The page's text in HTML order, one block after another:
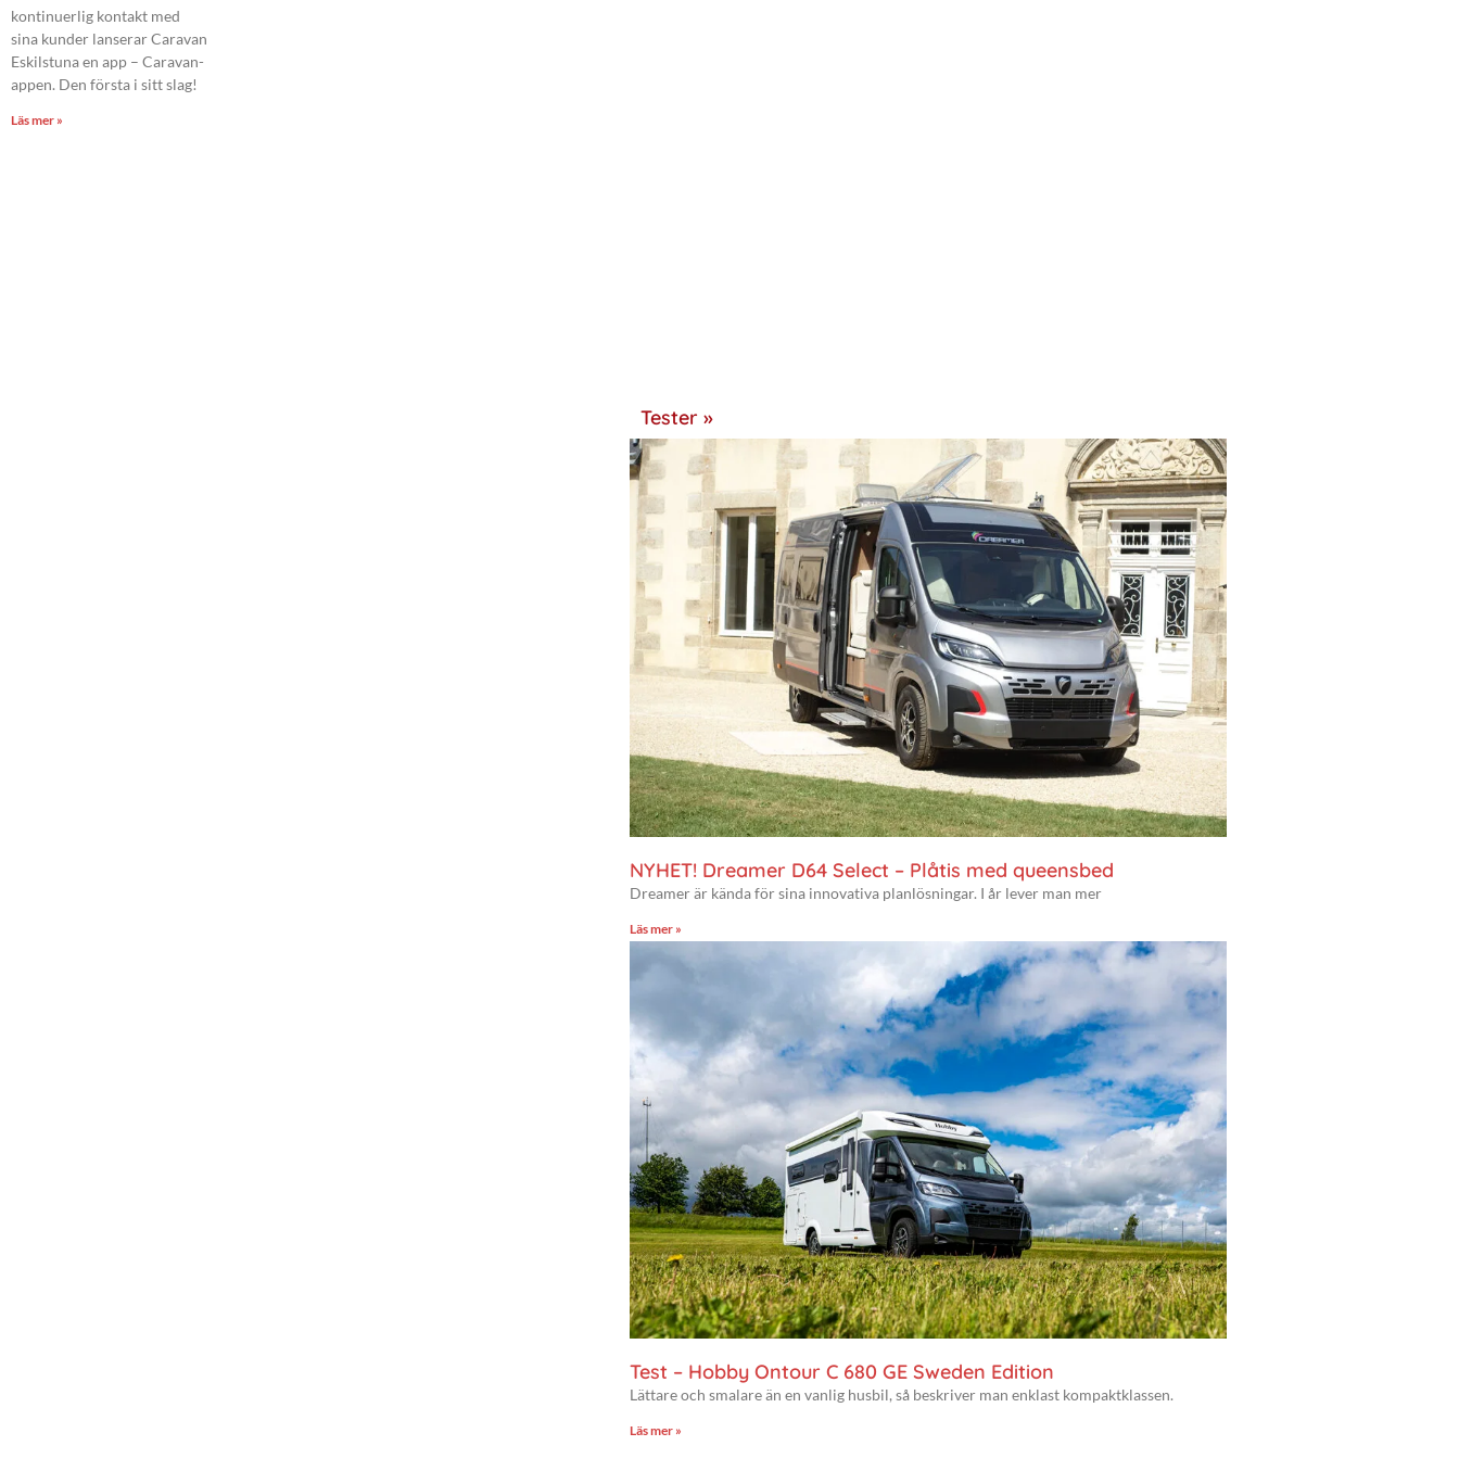
kontinuerlig kontakt med
sina kunder lanserar Caravan
Eskilstuna en app – Caravan-
appen. Den första i sitt slag!
Läs mer »
Tester »
NYHET! Dreamer D64 Select – Plåtis med queensbed
Dreamer är kända för sina innovativa planlösningar. I år lever man mer
Läs mer »
Test – Hobby Ontour C 680 GE Sweden Edition
Lättare och smalare än en vanlig husbil, så beskriver man enklast kompaktklassen.
Läs mer »